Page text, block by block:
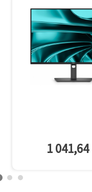
1 041,64